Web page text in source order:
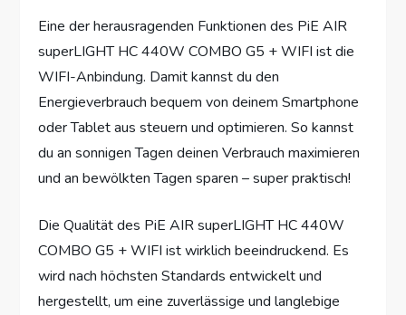
Eine der herausragenden Funktionen des PiE AIR
superLIGHT HC 440W COMBO G5 + WIFI ist die
WIFI-Anbindung. Damit kannst du den
Energieverbrauch bequem von deinem Smartphone
oder Tablet aus steuern und optimieren. So kannst
du an sonnigen Tagen deinen Verbrauch maximieren
und an bewölkten Tagen sparen – super praktisch!
Die Qualität des PiE AIR superLIGHT HC 440W
COMBO G5 + WIFI ist wirklich beeindruckend. Es
wird nach höchsten Standards entwickelt und
hergestellt, um eine zuverlässige und langlebige